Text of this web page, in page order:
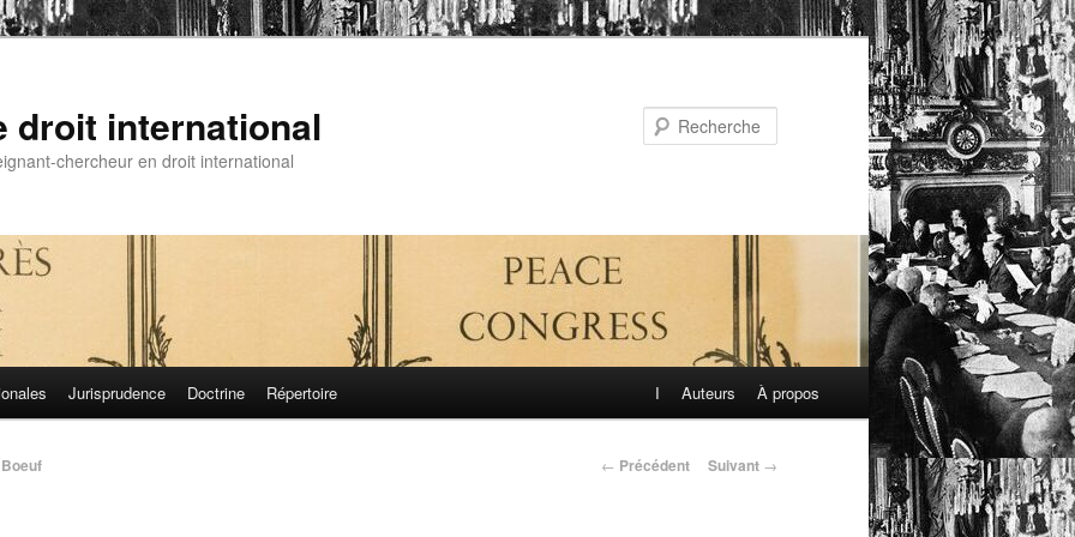
droit international
chercheur en droit international
Jurisprudence Doctrine Répertoire I Auteurs À propos
Navigation
← Précédent Suivant →